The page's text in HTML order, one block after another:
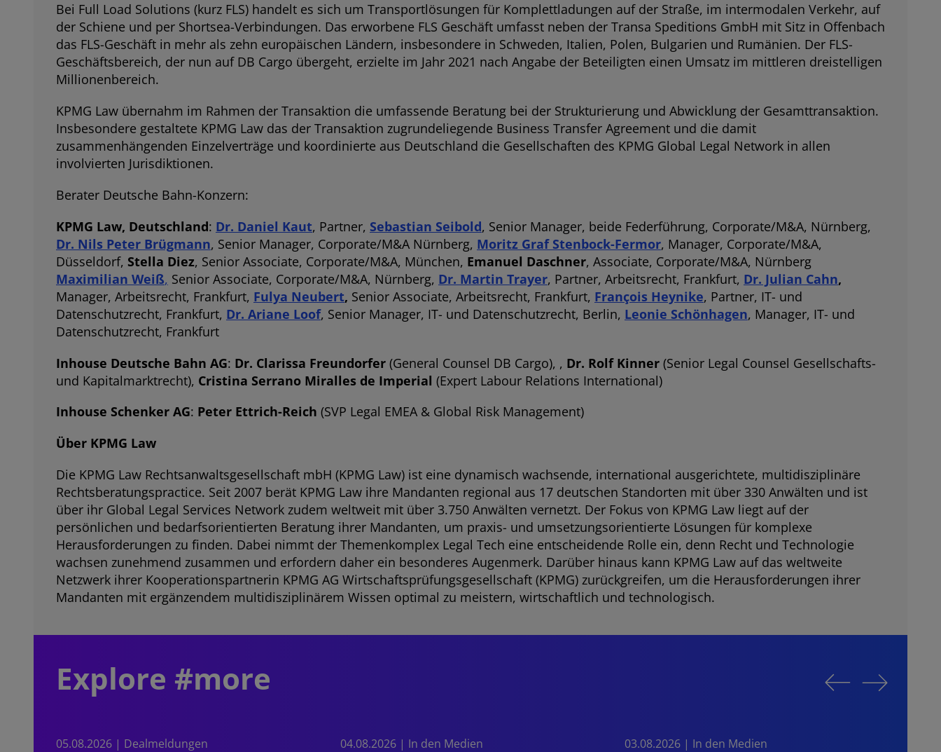
Bei Full Load Solutions (kurz FLS) handelt es sich um Transportlösungen für Komplettladungen auf der Straße, im intermodalen Verkehr, auf
der Schiene und per Shortsea-Verbindungen. Das erworbene FLS Geschäft umfasst neben der Transa Speditions GmbH mit Sitz in Offenbach
das FLS-Geschäft in mehr als zehn europäischen Ländern, insbesondere in Schweden, Italien, Polen, Bulgarien und Rumänien. Der FLS-
Geschäftsbereich, der nun auf DB Cargo übergeht, erzielte im Jahr 2021 nach Angabe der Beteiligten einen Umsatz im mittleren dreistelligen
Millionenbereich.
KPMG Law übernahm im Rahmen der Transaktion die umfassende Beratung bei der Strukturierung und Abwicklung der Gesamttransaktion.
Insbesondere gestaltete KPMG Law das der Transaktion zugrundeliegende Business Transfer Agreement und die damit
zusammenhängenden Einzelverträge und koordinierte aus Deutschland die Gesellschaften des KPMG Global Legal Network in allen
involvierten Jurisdiktionen.
Berater Deutsche Bahn-Konzern:
KPMG Law, Deutschland: Dr. Daniel Kaut, Partner, Sebastian Seibold, Senior Manager, beide Federführung, Corporate/M&A, Nürnberg,
Dr. Nils Peter Brügmann, Senior Manager, Corporate/M&A Nürnberg, Moritz Graf Stenbock-Fermor, Manager, Corporate/M&A,
Düsseldorf, Stella Diez, Senior Associate, Corporate/M&A, München, Emanuel Daschner, Associate, Corporate/M&A, Nürnberg
Maximilian Weiß, Senior Associate, Corporate/M&A, Nürnberg, Dr. Martin Trayer, Partner, Arbeitsrecht, Frankfurt, Dr. Julian Cahn,
Manager, Arbeitsrecht, Frankfurt, Fulya Neubert, Senior Associate, Arbeitsrecht, Frankfurt, François Heynike, Partner, IT- und
Datenschutzrecht, Frankfurt, Dr. Ariane Loof, Senior Manager, IT- und Datenschutzrecht, Berlin, Leonie Schönhagen, Manager, IT- und
Datenschutzrecht, Frankfurt
Inhouse Deutsche Bahn AG: Dr. Clarissa Freundorfer (General Counsel DB Cargo), , Dr. Rolf Kinner (Senior Legal Counsel Gesellschafts-
und Kapitalmarktrecht), Cristina Serrano Miralles de Imperial (Expert Labour Relations International)
Inhouse Schenker AG: Peter Ettrich-Reich (SVP Legal EMEA & Global Risk Management)
Über KPMG Law
Die KPMG Law Rechtsanwaltsgesellschaft mbH (KPMG Law) ist eine dynamisch wachsende, international ausgerichtete, multidisziplinäre
Rechtsberatungspractice. Seit 2007 berät KPMG Law ihre Mandanten regional aus 17 deutschen Standorten mit über 330 Anwälten und ist
über ihr Global Legal Services Network zudem weltweit mit über 3.750 Anwälten vernetzt. Der Fokus von KPMG Law liegt auf der
persönlichen und bedarfsorientierten Beratung ihrer Mandanten, um praxis- und umsetzungsorientierte Lösungen für komplexe
Herausforderungen zu finden. Dabei nimmt der Themenkomplex Legal Tech eine entscheidende Rolle ein, denn Recht und Technologie
wachsen zunehmend zusammen und erfordern daher ein besonderes Augenmerk. Darüber hinaus kann KPMG Law auf das weltweite
Netzwerk ihrer Kooperationspartnerin KPMG AG Wirtschaftsprüfungsgesellschaft (KPMG) zurückgreifen, um die Herausforderungen ihrer
Mandanten mit ergänzendem multidisziplinärem Wissen optimal zu meistern, wirtschaftlich und technologisch.
Explore #more
05.08.2026 | Dealmeldungen 04.08.2026 | In den Medien 03.08.2026 | In den Medien